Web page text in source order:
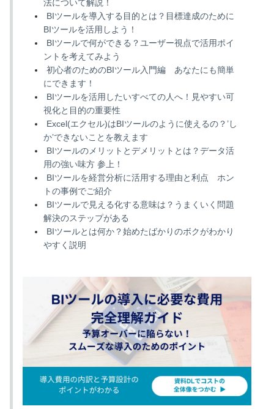
法について解説！
BIツールを導入する目的とは？目標達成のために
BIツールを活用しよう！
BIツールで何ができる？ユーザー視点で活用ポイ
ントを考えてみよう
初心者のためのBIツール入門編 あなたにも簡単
にできます！
BIツールを活用したいすべての人へ！見やすい可
視化と目的の重要性
Excel(エクセル)はBIツールのように使えるの？’し
か’できないことを教えます
BIツールのメリットとデメリットとは？データ活
用の強い味方 参上！
BIツールを経営分析に活用する理由と利点 ホン
トの事例でご紹介
BIツールで見える化する意味は？うまくいく問題
解決のステップがある
BIツールとは何か？始めたばかりのボクがわかり
やすく説明